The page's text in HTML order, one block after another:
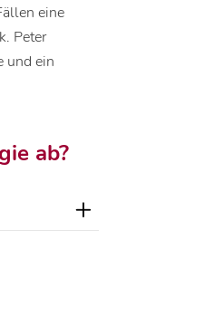
eine
Peter
und ein
ab?